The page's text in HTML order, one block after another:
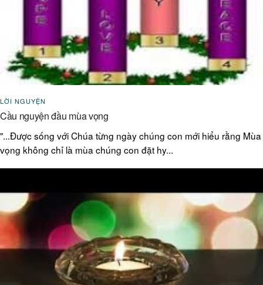
LỜI NGUYỆN
Cầu nguyện đầu mùa vọng
"...Được sống với Chúa từng ngày chúng con mới hiểu rằng Mùa
vọng không chỉ là mùa chúng con đặt hy...